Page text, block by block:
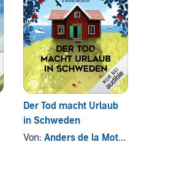
Der Tod macht Urlaub
in Schweden
Von:Anders de la Motte